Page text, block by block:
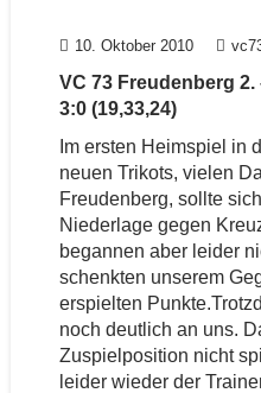
10. Oktober 2010
VC 73 Freudenberg
3:0 (19,33,24)
Im ersten Heimspiel in
neuen Trikots, vielen
Freudenberg, sollte
Niederlage gegen
begannen aber leider
schenkten unserem
erspielten
noch deutlich an uns.
Zuspielposition nicht
leider wieder der